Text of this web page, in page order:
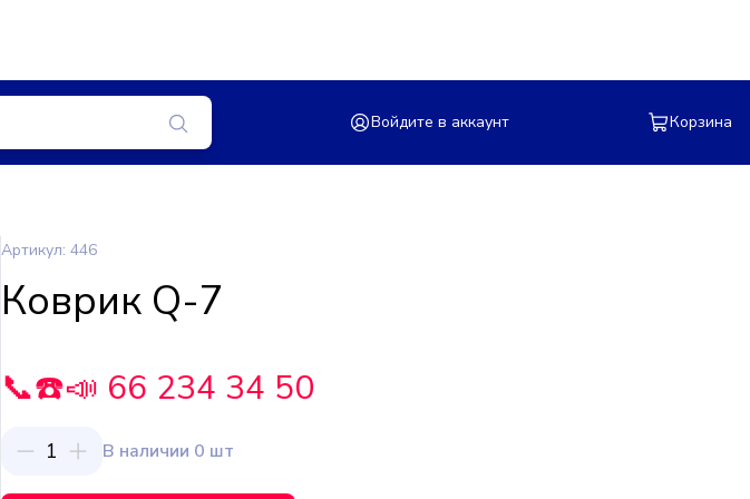
Войдите в аккаунт Корзина
Артикул: 446
Коврик Q-7
📞☎️📣 66 234 34 50
1 В наличии 0 шт